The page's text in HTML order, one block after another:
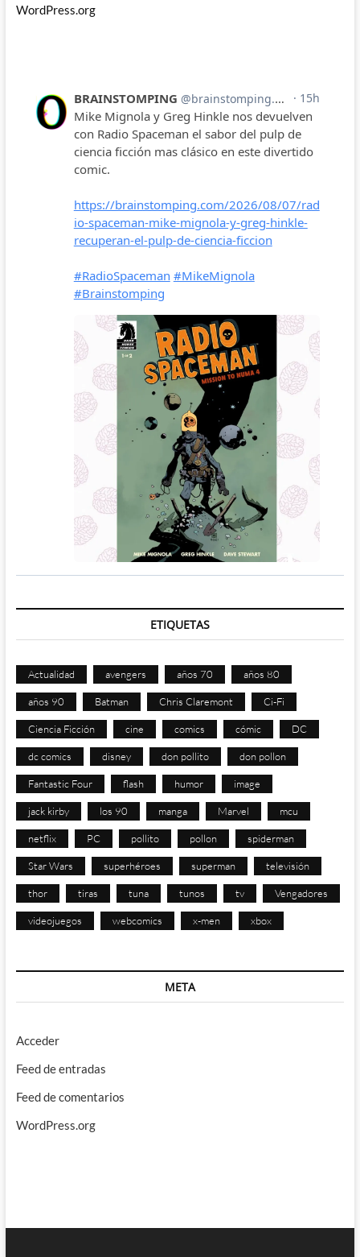
WordPress.org
ETIQUETAS
Actualidad avengers años 70 años 80
años 90 Batman Chris Claremont Ci-Fi
Ciencia Ficción cine comics cómic DC
dc comics disney don pollito don pollon
Fantastic Four flash humor image
jack kirby los 90 manga Marvel mcu
netflix PC pollito pollon spiderman
Star Wars superhéroes superman televisión
thor tiras tuna tunos tv Vengadores
videojuegos webcomics x-men xbox
META
Acceder
Feed de entradas
Feed de comentarios
WordPress.org